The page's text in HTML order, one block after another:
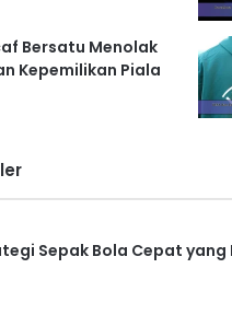
Bersatu Menolak
Kepemilikan Piala
Sepak Bola Cepat yang